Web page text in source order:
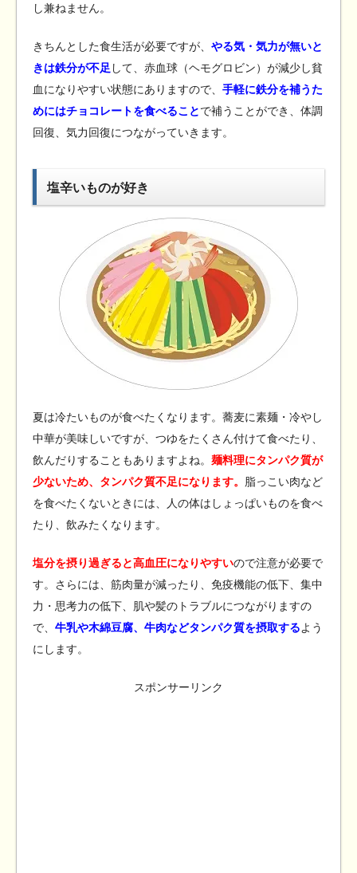
し兼ねません。
きちんとした食生活が必要ですが、 やる気・気力が無いと
きは鉄分が不足 して、赤血球（ヘモグロビン）が減少し貧
血になりやすい状態にありますので、 手軽に鉄分を補うた
めにはチョコレートを食べることで補うことができ、体調
回復、気力回復につながっていきます。
塩辛いものが好き
夏は冷たいものが食べたくなります。蕎麦に素麺・冷やし
中華が美味しいですが、つゆをたくさん付けて食べたり、
飲んだりすることもありますよね。 麺料理にタンパク質が
少ないため、タンパク質不足になります。 脂っこい肉など
を食べたくないときには、人の体はしょっぱいものを食べ
たり、飲みたくなります。
塩分を摂り過ぎると高血圧になりやすいので注意が必要で
す。さらには、筋肉量が減ったり、免疫機能の低下、集中
力・思考力の低下、肌や髪のトラブルにつながりますの
で、 牛乳や木綿豆腐、牛肉などタンパク質を摂取するよう
にします。
スポンサーリンク